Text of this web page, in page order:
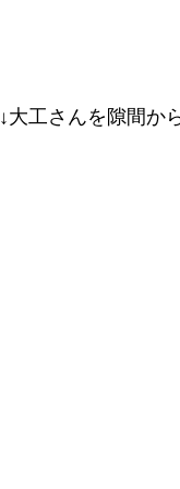
↓大工さんを隙間か